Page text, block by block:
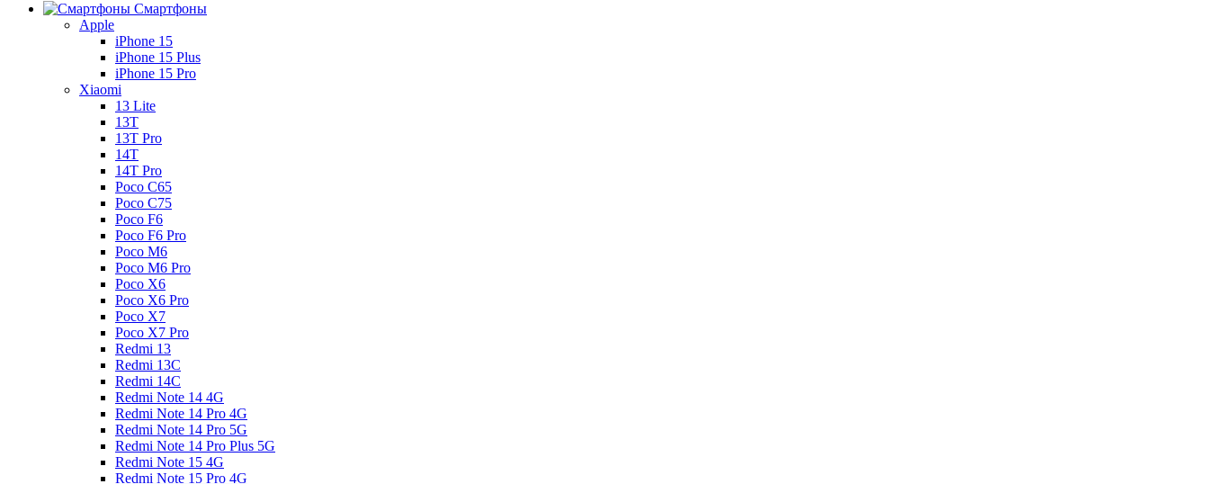
Смартфоны
Apple
iPhone 15
iPhone 15 Plus
iPhone 15 Pro
Xiaomi
13 Lite
13T
13T Pro
14T
14T Pro
Poco C65
Poco C75
Poco F6
Poco F6 Pro
Poco M6
Poco M6 Pro
Poco X6
Poco X6 Pro
Poco X7
Poco X7 Pro
Redmi 13
Redmi 13C
Redmi 14C
Redmi Note 14 4G
Redmi Note 14 Pro 4G
Redmi Note 14 Pro 5G
Redmi Note 14 Pro Plus 5G
Redmi Note 15 4G
Redmi Note 15 Pro 4G